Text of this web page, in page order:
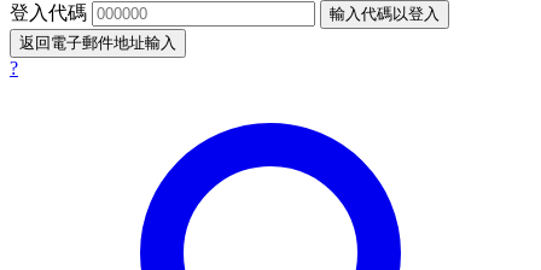
登入代碼
輸入代碼以登入
返回電子郵件地址輸入
?